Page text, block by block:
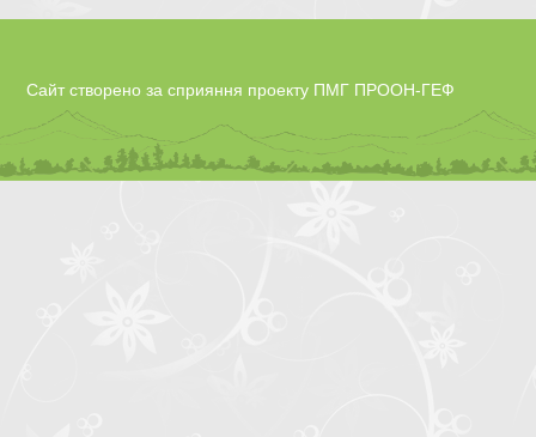
Сайт створено за сприяння проекту ПМГ ПРООН-ГЕФ